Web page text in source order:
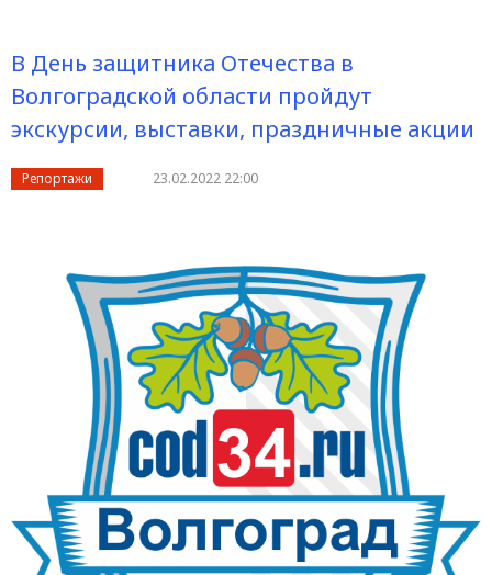
В День защитника Отечества в
Волгоградской области пройдут
экскурсии, выставки, праздничные акции
Репортажи 23.02.2022 22:00